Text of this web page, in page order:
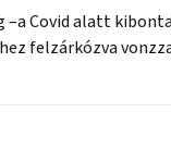
Covid alatt
felzárkózva